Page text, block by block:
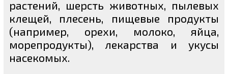
растений, шерсть животных, пылевых
клещей, плесень, пищевые продукты
(например, орехи, молоко, яйца,
морепродукты), лекарства и укусы
насекомых.